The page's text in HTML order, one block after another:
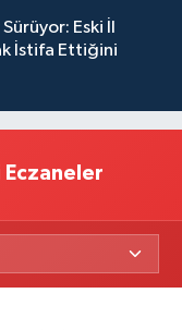
Eski İl
İstifa Ettiğini
Eczaneler